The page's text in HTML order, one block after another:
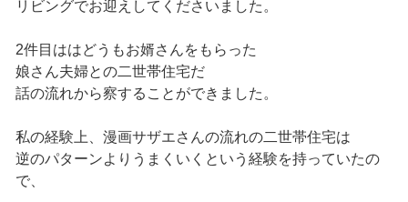
リビングでお迎えしてくださいました。
2件目ははどうもお婿さんをもらった
娘さん夫婦との二世帯住宅だ
話の流れから察することができました。
私の経験上、漫画サザエさんの流れの二世帯住宅は
逆のパターンよりうまくいくという経験を持っていたの
で、